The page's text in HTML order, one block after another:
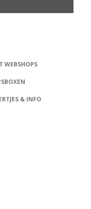
WEBSHOPS
& INFO